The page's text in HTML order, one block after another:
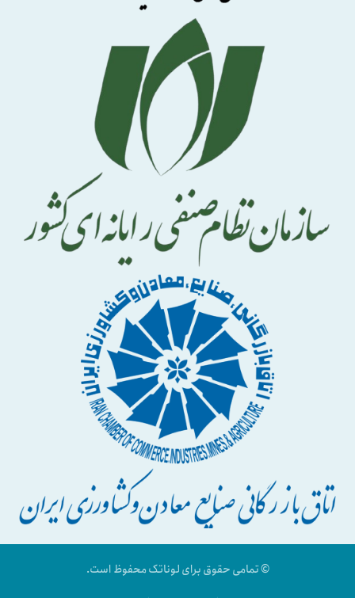
© تمامی حقوق برای لوناتک محفوظ است.